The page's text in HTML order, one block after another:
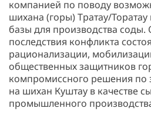
компанией по поводу
шихана (горы) Тратау/Торатау
базы для производства
последствия конфликта
рационализации,
общественных защитников
компромиссного решения по
на шихан Куштау в качестве
промышленного